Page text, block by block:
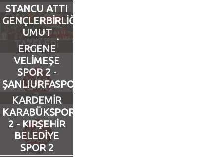
Futbol
Basketbol
Voleybol
Hentbol
Bisiklet
Diğer Sporlar
STANCU ATTI
GENÇLERBİRLİĞİ
UMUT
TAZELEDİ
ERGENE
VELİMEŞE
SPOR 2 -
ŞANLIURFASPOR
2
KARDEMİR
KARABÜKSPOR
2 - KIRŞEHİR
BELEDİYE
SPOR 2